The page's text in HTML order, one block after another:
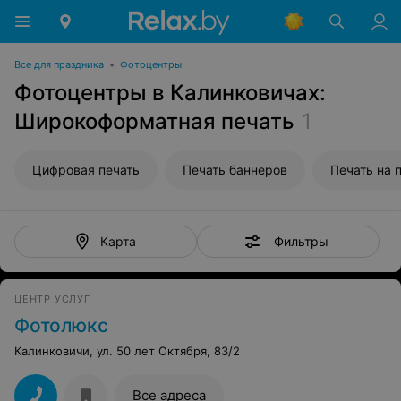
Все для праздника • Фотоцентры
Фотоцентры в Калинковичах:
Широкоформатная печать 1
Цифровая печать Печать баннеров Печать на
Карта Фильтры
ЦЕНТР УСЛУГ
Фотолюкс
Калинковичи, ул. 50 лет Октября, 83/2
Все адреса